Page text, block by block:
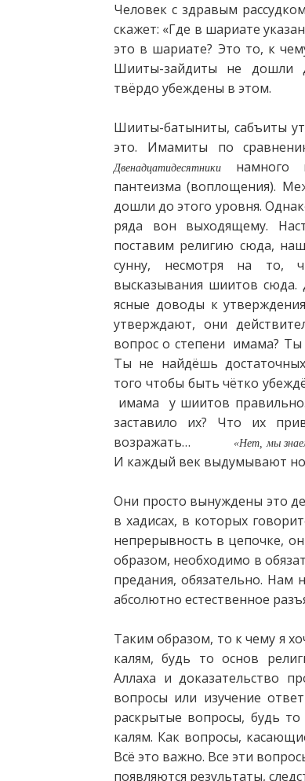
Человек с здравым
скажет: «Где в шариате
это в шариате? Это то, к
Шииты-зайдиты не дошли
твёрдо убеждены в этом.
Шииты-батыниты, сабъиты
это. Имамиты по
Двенадцатидесятники
намного
пантеизма (воплощения).
дошли до этого уровня.
ряда вон выходящему.
поставим религию сюда,
сунну, несмотря на то,
высказывания шиитов
ясные доводы к
утверждают, они
вопрос о степени имама?
Ты не найдёшь
того чтобы быть чётко
имама у шиитов
заставило их? Что их
возражать…«Нет, мы
И каждый век выдумывают
Они просто вынуждены это
в хадисах, в которых
непрерывность в цепочке,
образом, необходимо в
предания, обязательно. Нам
абсолютно естественное
Таким образом, то к чему я
калям, будь то основ
Аллаха и доказательство
вопросы или изучение
раскрытые вопросы, будь
калям. Как вопросы,
Всё это важно. Все эти
появляются результаты,